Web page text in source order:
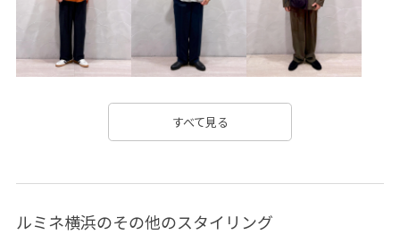
すべて見る
ルミネ横浜のその他のスタイリング